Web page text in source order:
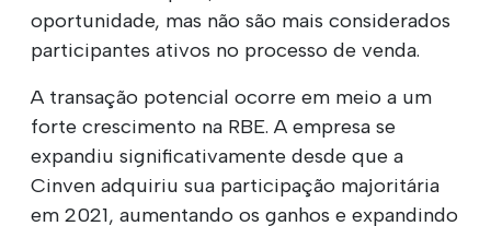
oportunidade, mas não são mais considerados
participantes ativos no processo de venda.
A transação potencial ocorre em meio a um
forte crescimento na RBE. A empresa se
expandiu significativamente desde que a
Cinven adquiriu sua participação majoritária
em 2021, aumentando os ganhos e expandindo